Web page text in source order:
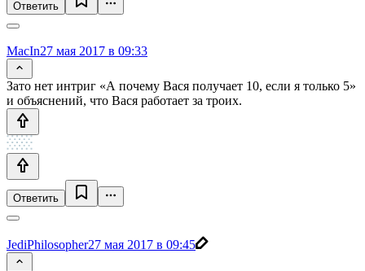
Ответить
MacIn27 мая 2017 в 09:33
Зато нет интриг «А почему Вася получает 10, если я только 5»
и объяснений, что Вася работает за троих.
Ответить
JediPhilosopher27 мая 2017 в 09:45